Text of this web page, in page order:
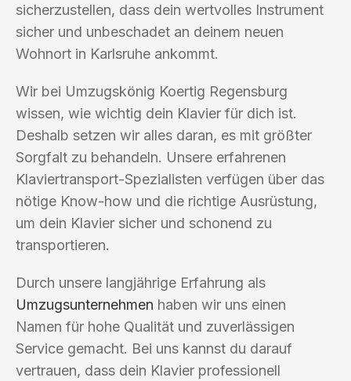
sicherzustellen, dass dein wertvolles Instrument
sicher und unbeschadet an deinem neuen
Wohnort in Karlsruhe ankommt.
Wir bei Umzugskönig Koertig Regensburg
wissen, wie wichtig dein Klavier für dich ist.
Deshalb setzen wir alles daran, es mit größter
Sorgfalt zu behandeln. Unsere erfahrenen
Klaviertransport-Spezialisten verfügen über das
nötige Know-how und die richtige Ausrüstung,
um dein Klavier sicher und schonend zu
transportieren.
Durch unsere langjährige Erfahrung als
Umzugsunternehmen haben wir uns einen
Namen für hohe Qualität und zuverlässigen
Service gemacht. Bei uns kannst du darauf
vertrauen, dass dein Klavier professionell